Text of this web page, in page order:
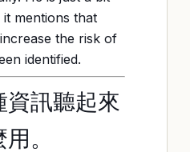
mentions that
the risk of
identified.
資訊聽起來
。